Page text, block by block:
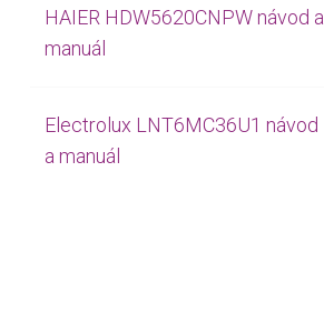
HAIER HDW5620CNPW návod a
manuál
Electrolux LNT6MC36U1 návod
a manuál